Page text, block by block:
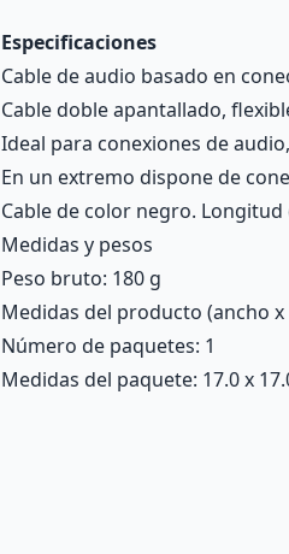
Especificaciones
Cable de audio basado en
Cable doble apantallado,
Ideal para conexiones de
En un extremo dispone de
Cable de color negro.
Medidas y pesos
Peso bruto: 180 g
Medidas del producto (ancho
Número de paquetes: 1
Medidas del paquete: 17.0 x